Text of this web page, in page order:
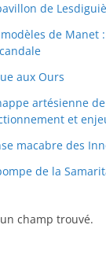
de
modèles de
aux Ours
artésienne
et
macabre des
de la
champ trouvé.